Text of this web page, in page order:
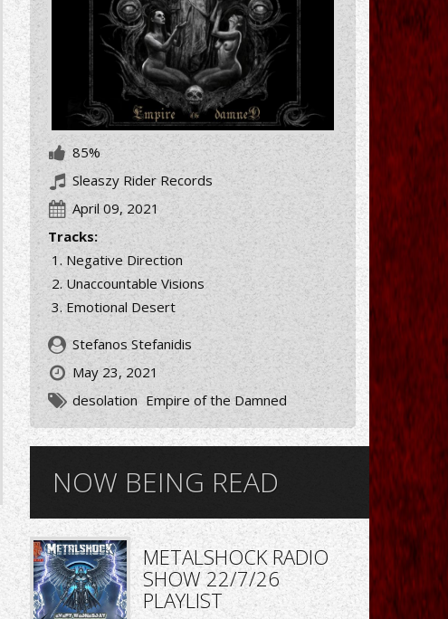
85%
Sleaszy Rider Records
April 09, 2021
Tracks:
Negative Direction
Unaccountable Visions
Emotional Desert
Stefanos Stefanidis
May 23, 2021
desolation Empire of the Damned
NOW BEING READ
METALSHOCK RADIO
SHOW 22/7/26
PLAYLIST